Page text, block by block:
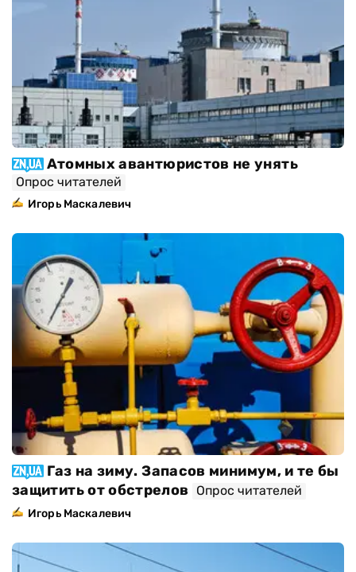
Атомных авантюристов не унять
Опрос читателей
Игорь Маскалевич
Газ на зиму. Запасов минимум, и те бы
защитить от обстрелов
Опрос читателей
Игорь Маскалевич